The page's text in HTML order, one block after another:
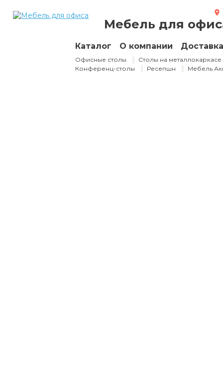
Мебель для
Каталог О компании Доставка
Офисные столы
Столы на металлокаркасе
Конференц-столы
Ресепшн Мебель
Тумба под оргтехнику